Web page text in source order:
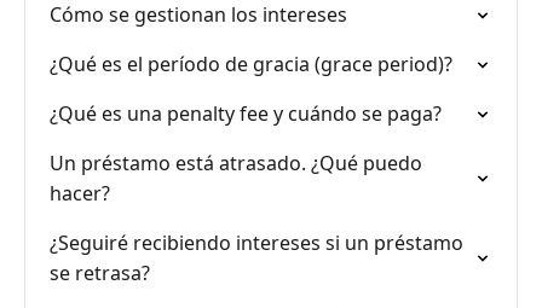
Cómo se gestionan los intereses
¿Qué es el período de gracia (grace period)?
¿Qué es una penalty fee y cuándo se paga?
Un préstamo está atrasado. ¿Qué puedo
hacer?
¿Seguiré recibiendo intereses si un préstamo
se retrasa?